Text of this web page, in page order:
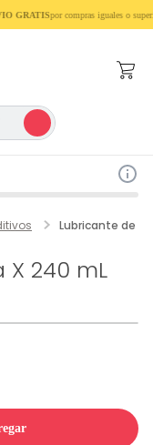
GRATISpor compras iguales o
Lubricante de
240 mL